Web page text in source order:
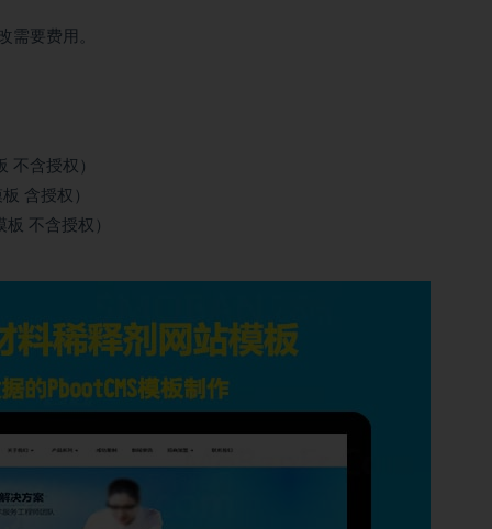
需要费用。
不含授权）
含授权）
不含授权）